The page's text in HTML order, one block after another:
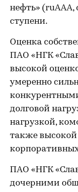
нефть» (ruAAA,
ступени.
Оценка
ПАО «НГК
высокой
умеренно
долговой
нагрузкой,
также
ПАО «НГК
дочерними